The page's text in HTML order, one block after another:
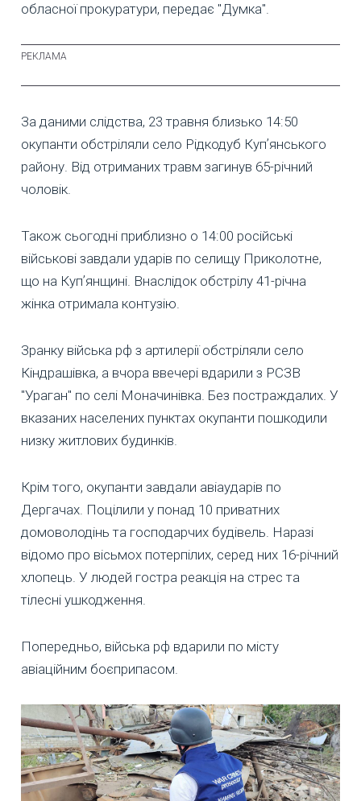
обласної прокуратури, передає "Думка".
За даними слідства, 23 травня близько 14:50
окупанти обстріляли село Рідкодуб Купʼянського
району. Від отриманих травм загинув 65-річний
чоловік.
Також сьогодні приблизно о 14:00 російські
військові завдали ударів по селищу Приколотне,
що на Купʼянщині. Внаслідок обстрілу 41-річна
жінка отримала контузію.
Зранку війська рф з артилерії обстріляли село
Кіндрашівка, а вчора ввечері вдарили з РСЗВ
"Ураган" по селі Моначинівка. Без постраждалих. У
вказаних населених пунктах окупанти пошкодили
низку житлових будинків.
Крім того, окупанти завдали авіаударів по
Дергачах. Поцілили у понад 10 приватних
домоволодінь та господарчих будівель. Наразі
відомо про вісьмох потерпілих, серед них 16-річний
хлопець. У людей гостра реакція на стрес та
тілесні ушкодження.
Попередньо, війська рф вдарили по місту
авіаційним боєприпасом.